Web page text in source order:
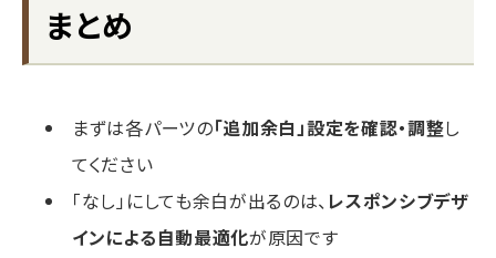
まとめ
まずは各パーツの「追加余白」設定を確認・調整し
てください
「なし」にしても余白が出るのは、 レスポンシブデザ
インによる自動最適化が原因です